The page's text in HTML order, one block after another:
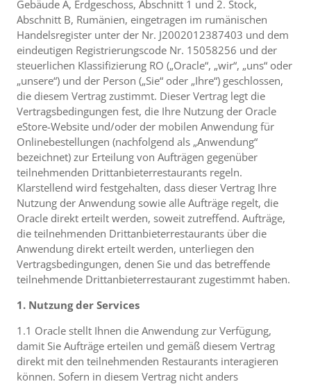
Gebäude A, Erdgeschoss, Abschnitt 1 und 2. Stock,
Abschnitt B, Rumänien, eingetragen im rumänischen
Handelsregister unter der Nr. J2002012387403 und dem
eindeutigen Registrierungscode Nr. 15058256 und der
steuerlichen Klassifizierung RO („Oracle“, „wir“, „uns“ oder
„unsere“) und der Person („Sie“ oder „Ihre“) geschlossen,
die diesem Vertrag zustimmt. Dieser Vertrag legt die
Vertragsbedingungen fest, die Ihre Nutzung der Oracle
eStore-Website und/oder der mobilen Anwendung für
Onlinebestellungen (nachfolgend als „Anwendung“
bezeichnet) zur Erteilung von Aufträgen gegenüber
teilnehmenden Drittanbieterrestaurants regeln.
Klarstellend wird festgehalten, dass dieser Vertrag Ihre
Nutzung der Anwendung sowie alle Aufträge regelt, die
Oracle direkt erteilt werden, soweit zutreffend. Aufträge,
die teilnehmenden Drittanbieterrestaurants über die
Anwendung direkt erteilt werden, unterliegen den
Vertragsbedingungen, denen Sie und das betreffende
teilnehmende Drittanbieterrestaurant zugestimmt haben.
1. Nutzung der Services
1.1 Oracle stellt Ihnen die Anwendung zur Verfügung,
damit Sie Aufträge erteilen und gemäß diesem Vertrag
direkt mit den teilnehmenden Restaurants interagieren
können. Sofern in diesem Vertrag nicht anders